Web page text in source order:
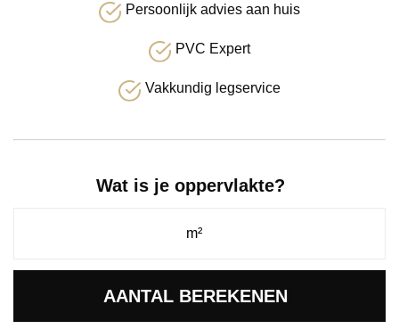
Persoonlijk advies aan huis
PVC Expert
Vakkundig legservice
Wat is je oppervlakte?
AANTAL BEREKENEN